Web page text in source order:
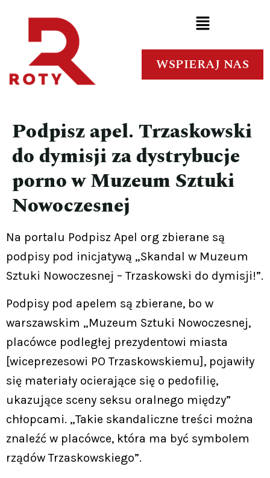
WSPIERAJ NAS
Podpisz apel. Trzaskowski
do dymisji za dystrybucje
porno w Muzeum Sztuki
Nowoczesnej
Na portalu Podpisz Apel org zbierane są
podpisy pod inicjatywą „Skandal w Muzeum
Sztuki Nowoczesnej – Trzaskowski do dymisji!”.
Podpisy pod apelem są zbierane, bo w
warszawskim „Muzeum Sztuki Nowoczesnej,
placówce podległej prezydentowi miasta
[wiceprezesowi PO Trzaskowskiemu], pojawiły
się materiały ocierające się o pedofilię,
ukazujące sceny seksu oralnego między”
chłopcami. „Takie skandaliczne treści można
znaleźć w placówce, która ma być symbolem
rządów Trzaskowskiego”.